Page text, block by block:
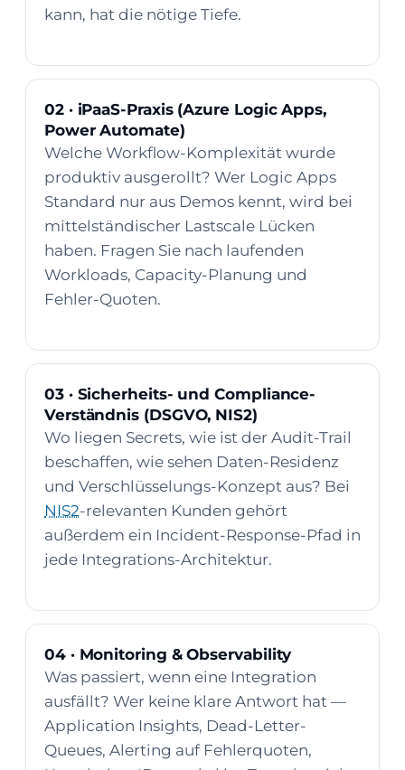
kann, hat die nötige Tiefe.
02 · iPaaS-Praxis (Azure Logic Apps,
Power Automate)
Welche Workflow-Komplexität wurde
produktiv ausgerollt? Wer Logic Apps
Standard nur aus Demos kennt, wird bei
mittelständischer Lastscale Lücken
haben. Fragen Sie nach laufenden
Workloads, Capacity-Planung und
Fehler-Quoten.
03 · Sicherheits- und Compliance-
Verständnis (DSGVO, NIS2)
Wo liegen Secrets, wie ist der Audit-Trail
beschaffen, wie sehen Daten-Residenz
und Verschlüsselungs-Konzept aus? Bei
NIS2-relevanten Kunden gehört
außerdem ein Incident-Response-Pfad in
jede Integrations-Architektur.
04 · Monitoring & Observability
Was passiert, wenn eine Integration
ausfällt? Wer keine klare Antwort hat —
Application Insights, Dead-Letter-
Queues, Alerting auf Fehlerquoten,